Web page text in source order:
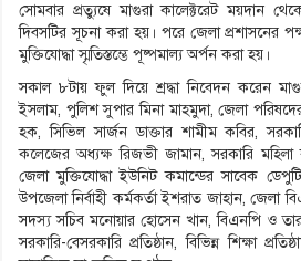
সোমবার প্রত্যুষে মাগুরা কালেক্টরেট ময়দান
দিবসটির সূচনা করা হয়। পরে জেলা প্রশাসনের
মুক্তিযোদ্ধা স্মৃতিস্তম্ভে পূষ্পমাল্য অর্পন করা হয়।
সকাল ৮টায় ফুল দিয়ে শ্রদ্ধা নিবেদন করেন
ইসলাম, পুলিশ সুপার মিনা মাহমুদা, জেলা পরিষদের
হক, সিভিল সার্জন ডাক্তার শামীম কবির,
কলেজের অধ্যক্ষ রিজভী জামান, সরকারি মহিলা
জেলা মুক্তিযোদ্ধা ইউনিট কমান্ডের সাবেক
উপজেলা নির্বাহী কর্মকর্তা ইশরাত জাহান,
সদস্য সচিব মনোয়ার হোসেন খান, বিএনপি ও তার
সরকারি-বেসরকারি প্রতিষ্ঠান, বিভিন্ন শিক্ষা